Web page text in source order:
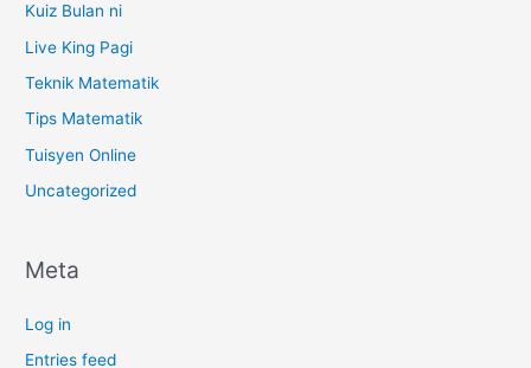
Kuiz Bulan ni
Live King Pagi
Teknik Matematik
Tips Matematik
Tuisyen Online
Uncategorized
Meta
Log in
Entries feed